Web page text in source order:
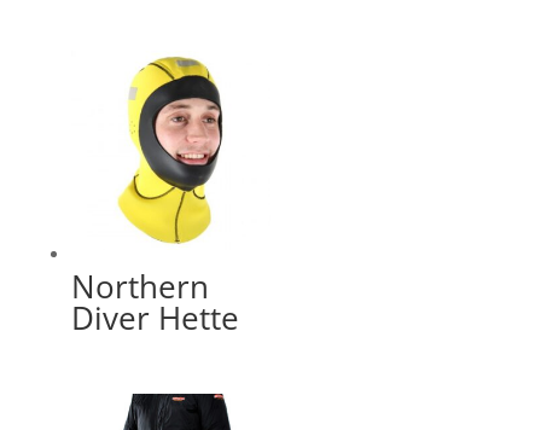
Northern
Diver Hette